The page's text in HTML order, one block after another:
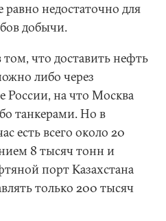
равно недостаточно для
добычи.
что доставить нефть
либо через
России, на что Москва
танкерами. Но в
есть всего около 20
8 тысяч тонн и
порт Казахстана
только 200 тысяч